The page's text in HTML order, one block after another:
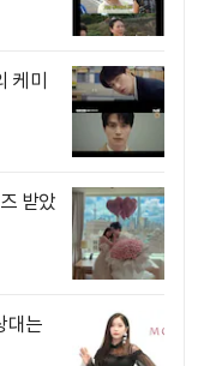
케미
받았
대는